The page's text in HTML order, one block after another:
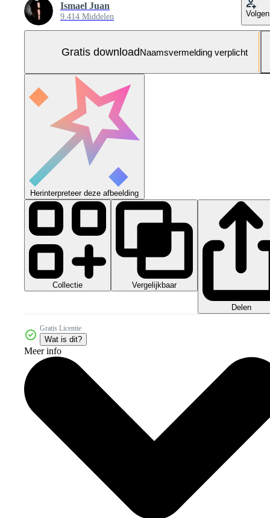
Ismael Juan
9.414 Middelen Volgen
Gratis downloadNaamsvermelding verplicht
Herinterpreteer deze afbeelding
Collectie Vergelijkbaar
Delen
Gratis Licentie
Wat is dit?
Meer info